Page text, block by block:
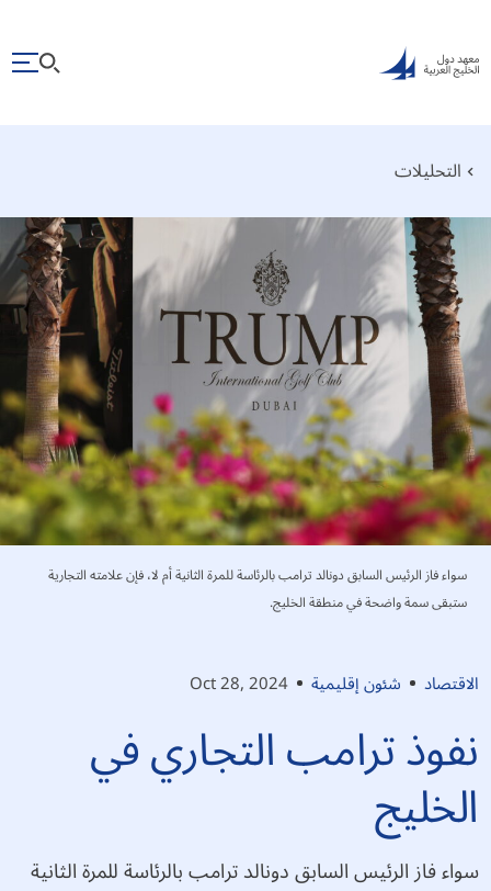
التحليلات
الاقتصاد شئون إقليمية Oct 28, 2024
نفوذ ترامب التجاري في
الخليج
سواء فاز الرئيس السابق دونالد ترامب بالرئاسة للمرة الثانية
سواء فاز الرئيس السابق دونالد ترامب بالرئاسة للمرة الثانية أم لا، فإن علامته التجارية
ستبقى سمة واضحة في منطقة الخليج.